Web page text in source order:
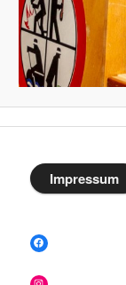
Impressum
Facebook